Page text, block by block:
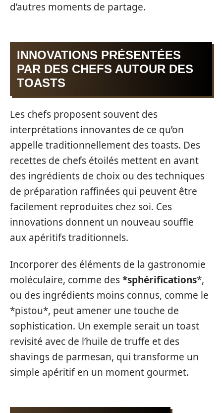
d’autres moments de partage.
INNOVATIONS PRÉSENTÉES
PAR DES CHEFS AUTOUR DES
TOASTS
Les chefs proposent souvent des
interprétations innovantes de ce qu’on
appelle traditionnellement des toasts. Des
recettes de chefs étoilés mettent en avant
des ingrédients de choix ou des techniques
de préparation raffinées qui peuvent être
facilement reproduites chez soi. Ces
innovations donnent un nouveau souffle
aux apéritifs traditionnels.
Incorporer des éléments de la gastronomie
moléculaire, comme des*sphérifications*,
ou des ingrédients moins connus, comme le
*pistou*, peut amener une touche de
sophistication. Un exemple serait un toast
revisité avec de l’huile de truffe et des
shavings de parmesan, qui transforme un
simple apéritif en un moment gourmet.